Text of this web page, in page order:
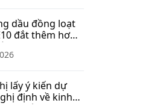
dầu đồng loạt
đắt thêm hơn
lít
lấy ý kiến dự
định về kinh